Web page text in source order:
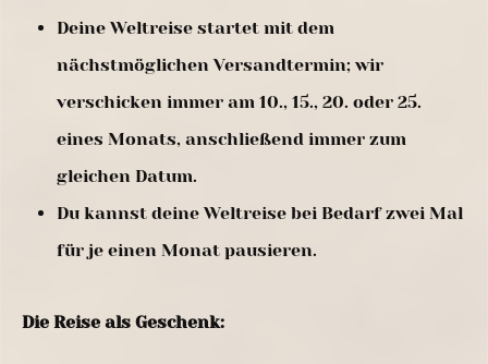
Deine Weltreise startet mit dem
nächstmöglichen Versandtermin; wir
verschicken immer am 10., 15., 20. oder 25.
eines Monats, anschließend immer zum
gleichen Datum.
Du kannst deine Weltreise bei Bedarf zwei Mal
für je einen Monat pausieren.
Die Reise als Geschenk: